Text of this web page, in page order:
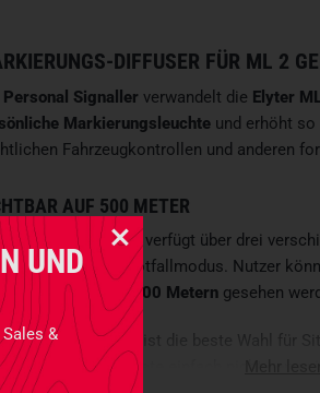
UND
&
DIFFUSER FÜR ML 2
Personal Signaller verwandelt die Elyter
Markierungsleuchte und erhöht so
Fahrzeugkontrollen und anderen
AUF 500 METER
Elyter ML 2 Gen III.verfügt über drei
eines Notfallmodus. Nutzer
von mehr als 500 Metern gesehen
Personal Signaller
Warnweste einfach nicht genug